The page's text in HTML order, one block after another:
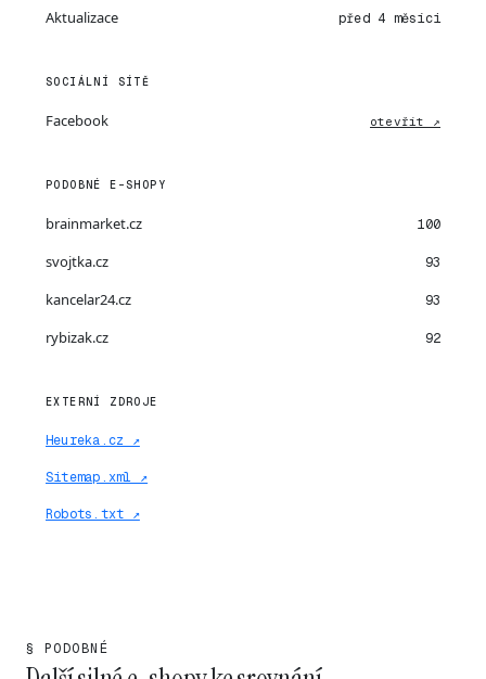
Aktualizace před 4 měsíci
SOCIÁLNÍ SÍTĚ
Facebook otevřít ↗
PODOBNÉ E-SHOPY
brainmarket.cz 100
svojtka.cz 93
kancelar24.cz 93
rybizak.cz 92
EXTERNÍ ZDROJE
Heureka.cz ↗
Sitemap.xml ↗
Robots.txt ↗
§ PODOBNÉ